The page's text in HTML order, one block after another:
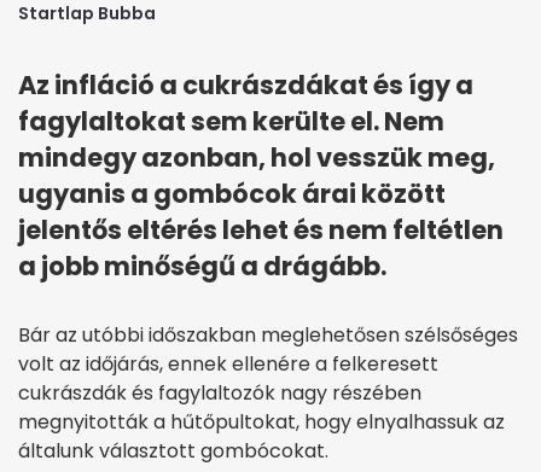
Startlap Bubba
Az infláció a cukrászdákat és így a
fagylaltokat sem kerülte el. Nem
mindegy azonban, hol vesszük meg,
ugyanis a gombócok árai között
jelentős eltérés lehet és nem feltétlen
a jobb minőségű a drágább.
Bár az utóbbi időszakban meglehetősen szélsőséges
volt az időjárás, ennek ellenére a felkeresett
cukrászdák és fagylaltozók nagy részében
megnyitották a hűtőpultokat, hogy elnyalhassuk az
általunk választott gombócokat.